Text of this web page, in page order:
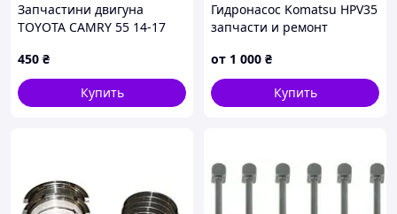
Запчастини двигуна
TOYOTA CAMRY 55 14-17
450 ₴
Купить
Гидронасос Komatsu HPV35
запчасти и ремонт
от 1 000 ₴
Купить